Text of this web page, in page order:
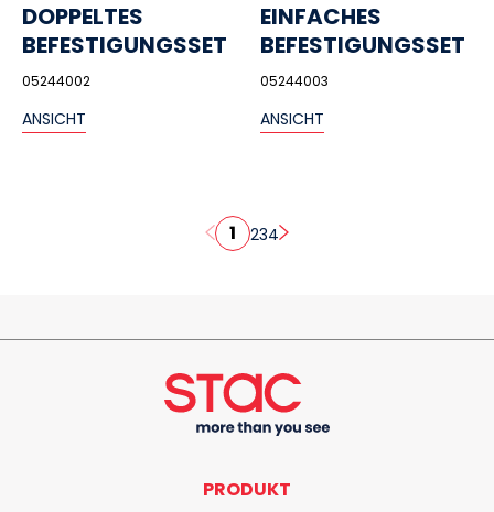
DOPPELTES
BEFESTIGUNGSSET
05244002
ANSICHT
EINFACHES
BEFESTIGUNGSSET
05244003
ANSICHT
1 234
PRODUKT